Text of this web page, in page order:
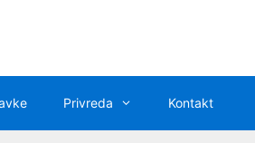
Privreda Kontakt